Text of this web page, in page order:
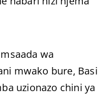
wa
mwako bure, Basi
uzionazo chini ya